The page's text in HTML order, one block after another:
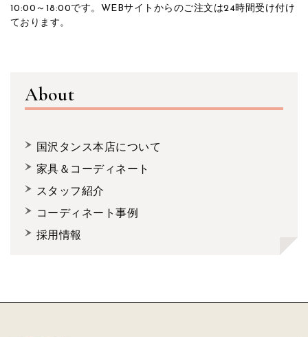
10:00～18:00です。WEBサイトからのご注文は24時間受け付け
ております。
About
国沢タンス本店について
家具＆コーディネート
スタッフ紹介
コーディネート事例
採用情報